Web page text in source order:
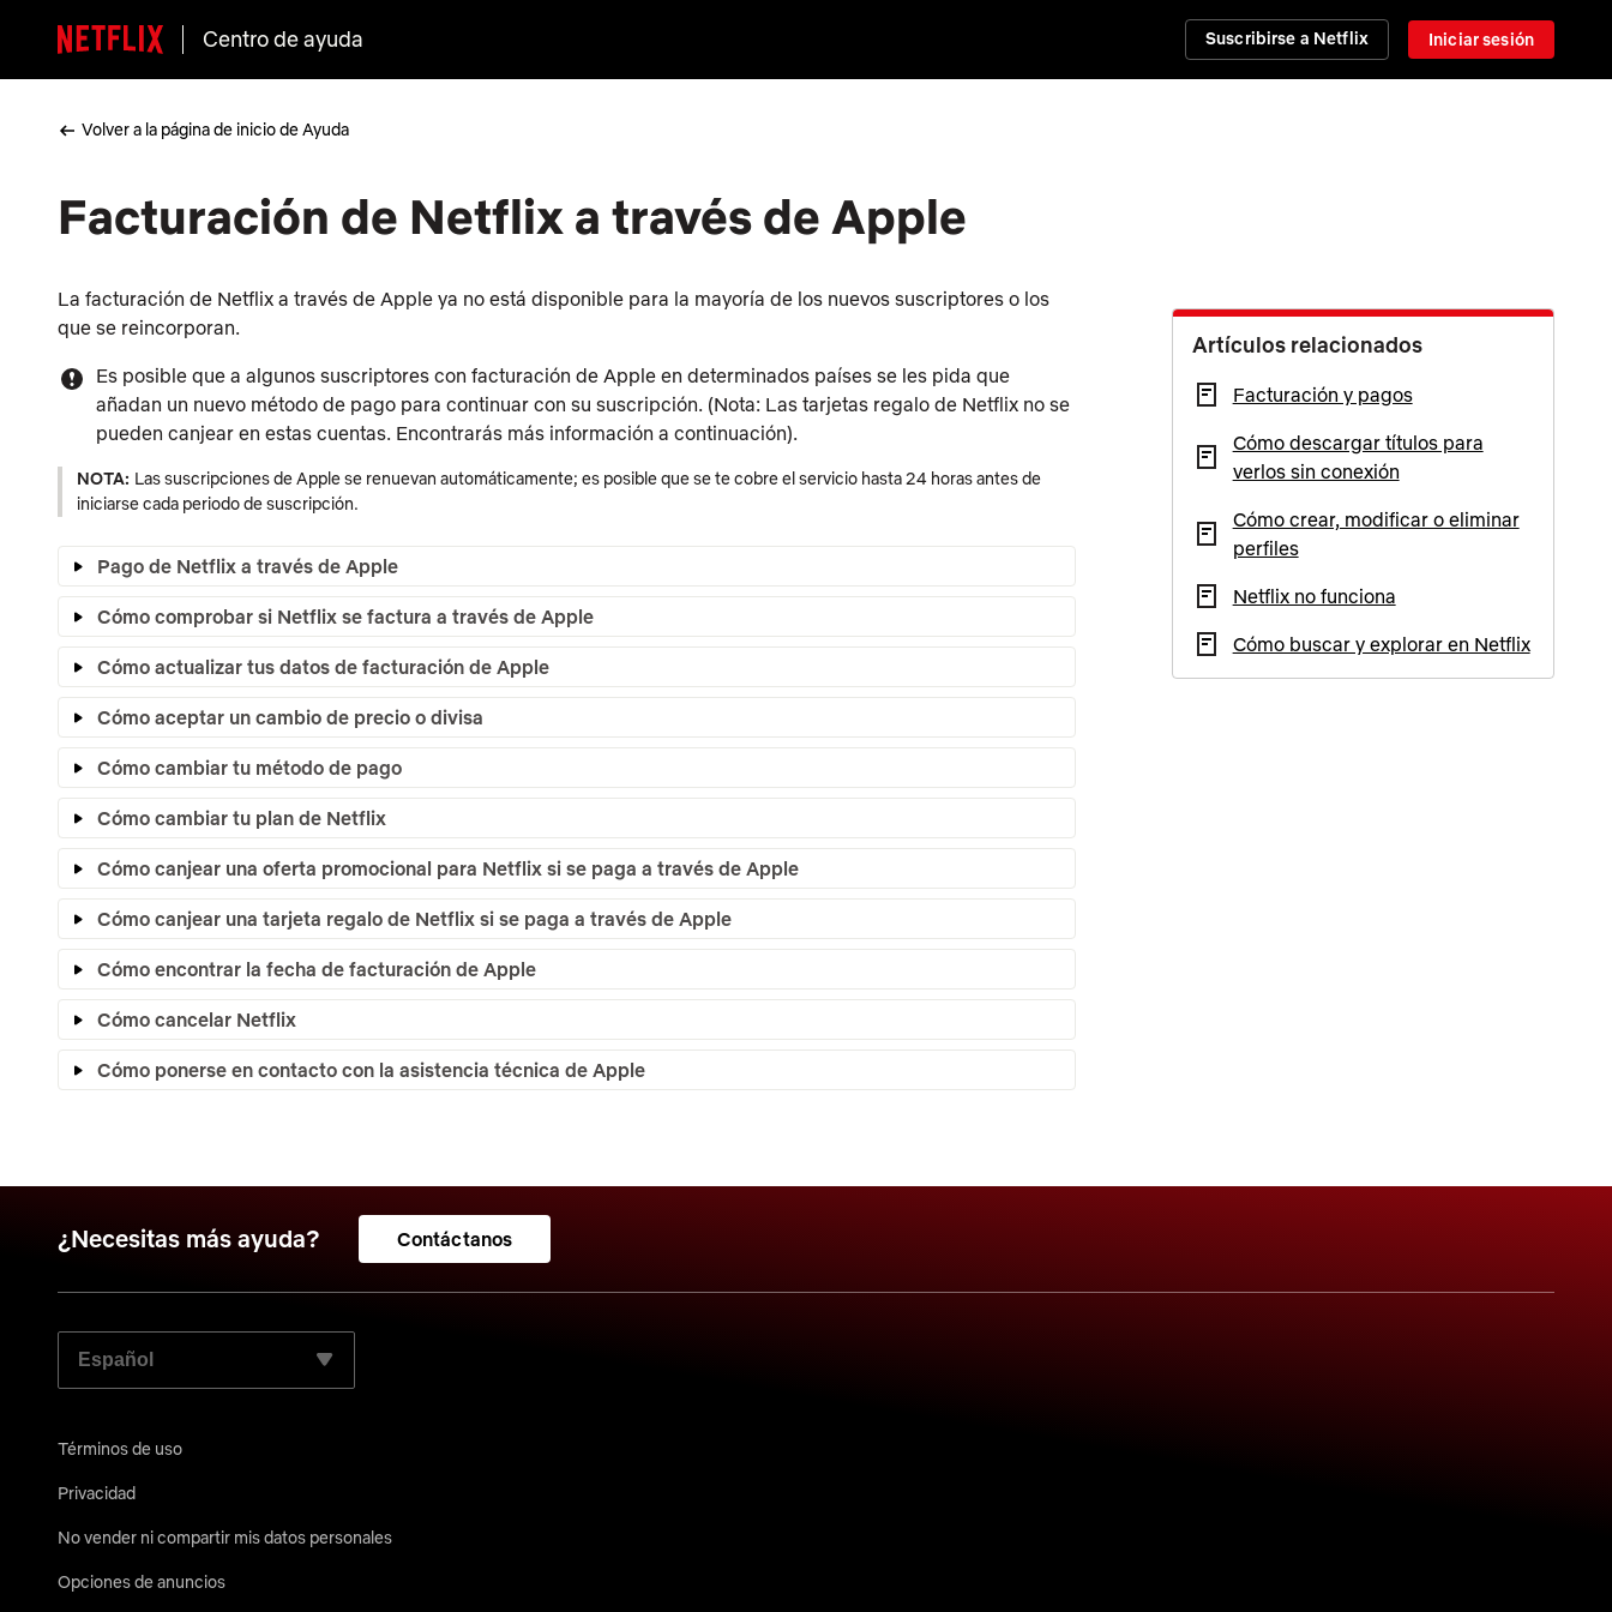
Centro de ayuda Suscribirse a Netflix Iniciar sesión
Volver a la página de inicio de Ayuda
Facturación de Netflix a través de Apple
La facturación de Netflix a través de Apple ya no está disponible para la mayoría de los nuevos suscriptores o los
que se reincorporan.
Es posible que a algunos suscriptores con facturación de Apple en determinados países se les pida que
añadan un nuevo método de pago para continuar con su suscripción. (Nota: Las tarjetas regalo de Netflix no se
pueden canjear en estas cuentas. Encontrarás más información a continuación).
NOTA: Las suscripciones de Apple se renuevan automáticamente; es posible que se te cobre el servicio hasta 24 horas antes de
iniciarse cada periodo de suscripción.
Pago de Netflix a través de Apple
Cómo comprobar si Netflix se factura a través de Apple
Cómo actualizar tus datos de facturación de Apple
Cómo aceptar un cambio de precio o divisa
Cómo cambiar tu método de pago
Cómo cambiar tu plan de Netflix
Cómo canjear una oferta promocional para Netflix si se paga a través de Apple
Cómo canjear una tarjeta regalo de Netflix si se paga a través de Apple
Cómo encontrar la fecha de facturación de Apple
Cómo cancelar Netflix
Cómo ponerse en contacto con la asistencia técnica de Apple
Artículos relacionados
Facturación y pagos
Cómo descargar títulos para
verlos sin conexión
Cómo crear, modificar o eliminar
perfiles
Netflix no funciona
Cómo buscar y explorar en Netflix
¿Necesitas más ayuda? Contáctanos
ELIGE TU IDIOMA PREFERIDO:
Términos de uso
Privacidad
No vender ni compartir mis datos personales
Opciones de anuncios